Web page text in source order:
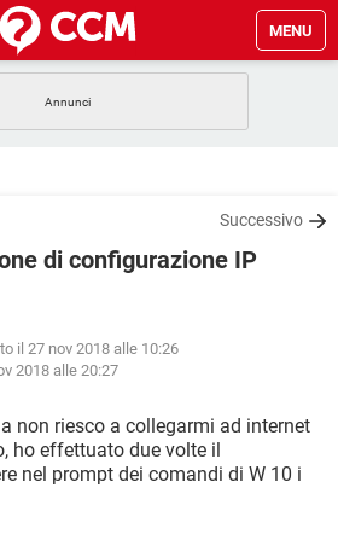
MENU
WHATSAPP
FACEBOOK
GAMING
WINDOWS 10
FACEBOOK
ANDROID
WHATSAPP
FACEBOOK
ANDROID
WINDOWS 10
Successivo
di configurazione IP
il 27 nov 2018 alle 10:26
2018 alle 20:27
non riesco a collegarmi ad internet
ho effettuato due volte il
nel prompt dei comandi di W 10 i